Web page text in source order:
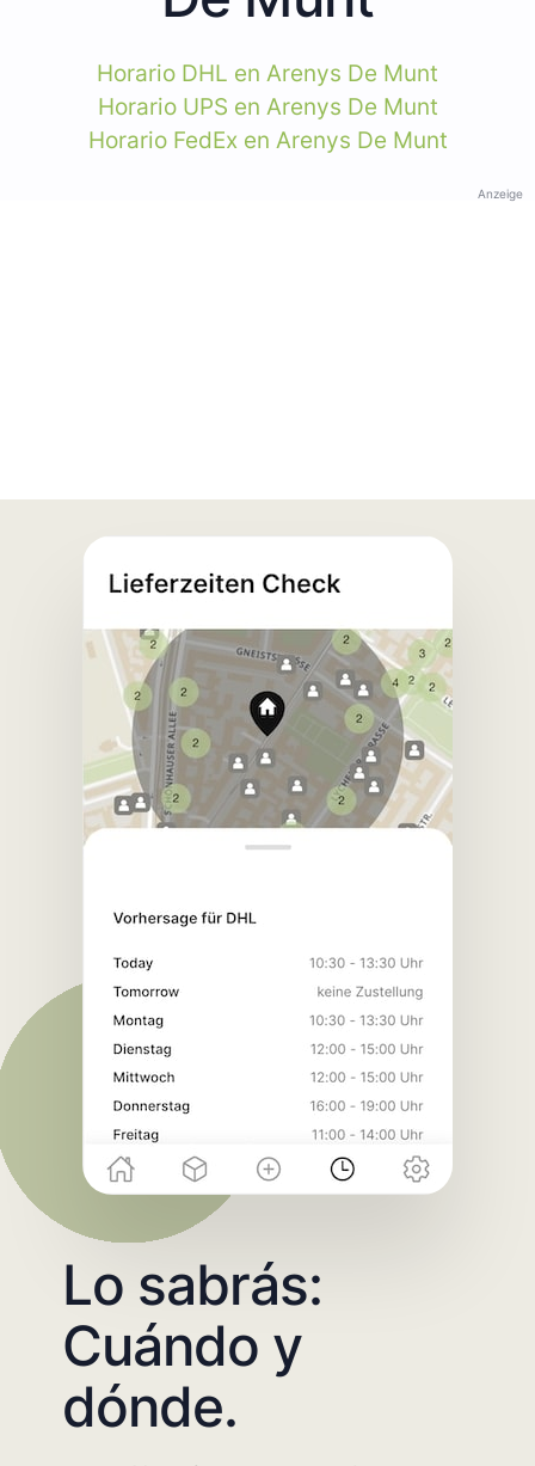
Horario DHL en Arenys De Munt
Horario UPS en Arenys De Munt
Horario FedEx en Arenys De Munt
Anzeige
Lo sabrás:
Cuándo y
dónde.